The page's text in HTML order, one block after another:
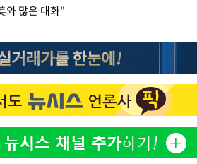
와 많은 대화"